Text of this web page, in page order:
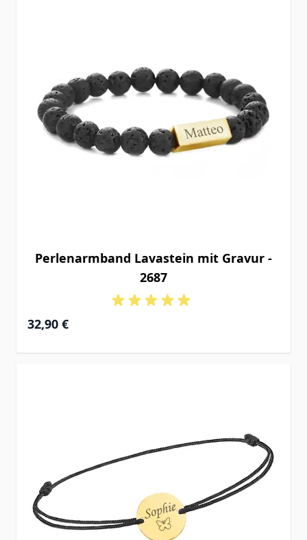
Perlenarmband Lavastein mit Gravur -
2687
32,90 €